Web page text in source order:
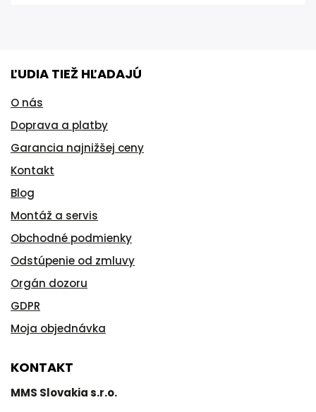
ĽUDIA TIEŽ HĽADAJÚ
O nás
Doprava a platby
Garancia najnižšej ceny
Kontakt
Blog
Montáž a servis
Obchodné podmienky
Odstúpenie od zmluvy
Orgán dozoru
GDPR
Moja objednávka
KONTAKT
MMS Slovakia s.r.o.